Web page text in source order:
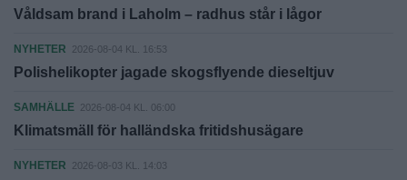
Våldsam brand i Laholm – radhus står i lågor
NYHETER 2026-08-04 KL. 16:53
Polishelikopter jagade skogsflyende dieseltjuv
SAMHÄLLE 2026-08-04 KL. 06:00
Klimatsmäll för halländska fritidshusägare
NYHETER 2026-08-03 KL. 14:03